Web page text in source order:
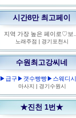
시간8만 최고페이
지역 가장 높은 페이로♡보..
노래주점 | 경기포천시
수원최고강씨네
▶급구▶갯수빵빵▶스웨디
마사지 | 경기수원시
★진천 1번★